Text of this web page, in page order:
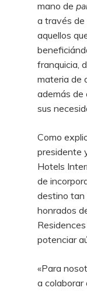
mano de
a través de
aquellos
franquicia,
materia de
además de
sus
Como
presidente
Hotels
de
destino tan
honrados
potenciar
«Para
a colaborar